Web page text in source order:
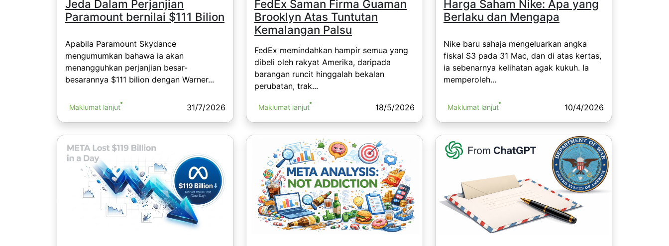
Jeda Dalam Perjanjian
Paramount bernilai $111 Bilion
Apabila Paramount Skydance
mengumumkan bahawa ia akan
menangguhkan perjanjian besar-
besarannya $111 bilion dengan Warner...
Maklumat lanjut 31/7/2026
FedEx Saman Firma Guaman
Brooklyn Atas Tuntutan
Kemalangan Palsu
FedEx memindahkan hampir semua yang
dibeli oleh rakyat Amerika, daripada
barangan runcit hinggalah bekalan
perubatan, trak...
Maklumat lanjut 18/5/2026
Harga Saham Nike: Apa yang
Berlaku dan Mengapa
Nike baru sahaja mengeluarkan angka
fiskal S3 pada 31 Mac, dan di atas kertas,
ia sebenarnya kelihatan agak kukuh. Ia
memperoleh...
Maklumat lanjut 10/4/2026